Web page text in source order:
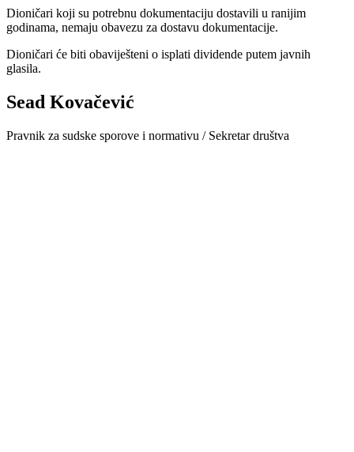
Dioničari koji su potrebnu dokumentaciju dostavili u ranijim
godinama, nemaju obavezu za dostavu dokumentacije.
Dioničari će biti obaviješteni o isplati dividende putem javnih
glasila.
Sead Kovačević
Pravnik za sudske sporove i normativu / Sekretar društva